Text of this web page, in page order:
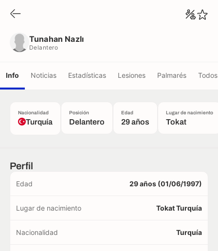
Tunahan Nazlı
Delantero
Info Noticias Estadísticas Lesiones Palmarés
Nacionalidad
Turquía
Posición
Delantero
Edad
29 años
Lugar de nacimiento
Tokat
Perfil
Edad 29 años (01/06/1997)
Lugar de nacimiento Tokat Turquía
Nacionalidad Turquía